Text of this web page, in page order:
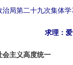
局第二十九次集体
求理：
会主义高度统一